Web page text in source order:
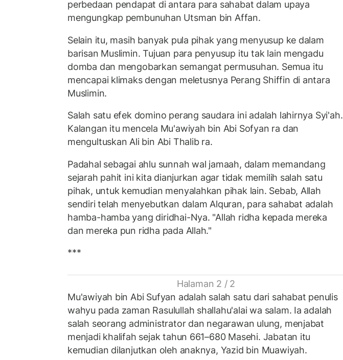
perbedaan pendapat di antara para sahabat dalam upaya
mengungkap pembunuhan Utsman bin Affan.
Selain itu, masih banyak pula pihak yang menyusup ke dalam
barisan Muslimin. Tujuan para penyusup itu tak lain mengadu
domba dan mengobarkan semangat permusuhan. Semua itu
mencapai klimaks dengan meletusnya Perang Shiffin di antara
Muslimin.
Salah satu efek domino perang saudara ini adalah lahirnya Syi'ah.
Kalangan itu mencela Mu'awiyah bin Abi Sofyan ra dan
mengultuskan Ali bin Abi Thalib ra.
Padahal sebagai ahlu sunnah wal jamaah, dalam memandang
sejarah pahit ini kita dianjurkan agar tidak memilih salah satu
pihak, untuk kemudian menyalahkan pihak lain. Sebab, Allah
sendiri telah menyebutkan dalam Alquran, para sahabat adalah
hamba-hamba yang diridhai-Nya. "Allah ridha kepada mereka
dan mereka pun ridha pada Allah."
***
Halaman 2 / 2
Mu'awiyah bin Abi Sufyan adalah salah satu dari sahabat penulis
wahyu pada zaman Rasulullah shallahu'alai wa salam. Ia adalah
salah seorang administrator dan negarawan ulung, menjabat
menjadi khalifah sejak tahun 661–680 Masehi. Jabatan itu
kemudian dilanjutkan oleh anaknya, Yazid bin Muawiyah.